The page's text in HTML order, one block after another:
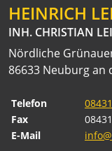
HEINRICH
INH. CHRISTIAN
Nördliche
86633 Neuburg an
Telefon
Fax
E-Mail